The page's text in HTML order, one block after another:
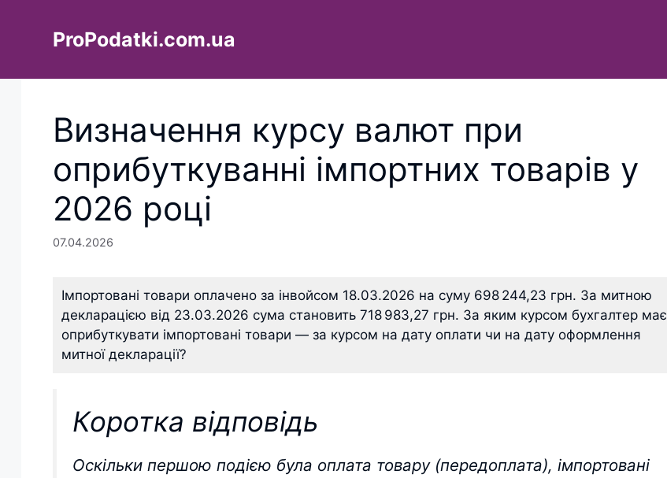
ProPodatki.com.ua
Визначення курсу валют при
оприбуткуванні імпортних товарів у
2026 році
07.04.2026
Імпортовані товари оплачено за інвойсом 18.03.2026 на суму 698 244,23 грн. За митною
декларацією від 23.03.2026 сума становить 718 983,27 грн. За яким курсом бухгалтер має
оприбуткувати імпортовані товари — за курсом на дату оплати чи на дату оформлення
митної декларації?
Коротка відповідь
Оскільки першою подією була оплата товару (передоплата), імпортовані